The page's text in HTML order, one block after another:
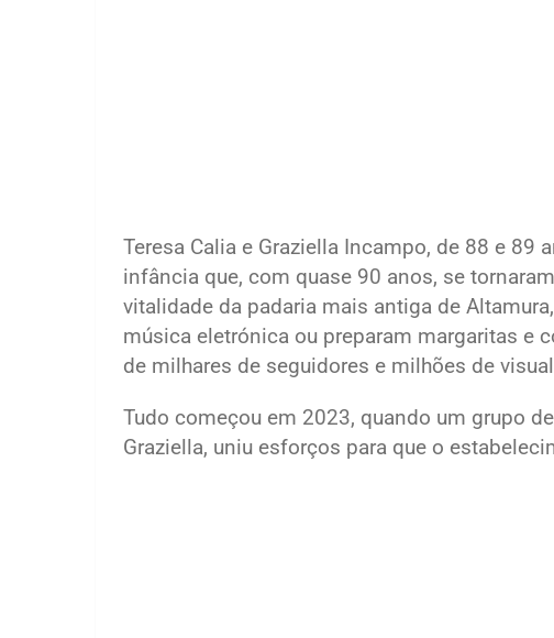
Teresa Calia e Graziella Incampo, de 88 e 89
infância que, com quase 90 anos, se
vitalidade da padaria mais antiga de
música eletrónica ou preparam margaritas e
de milhares de seguidores e milhões de
Tudo começou em 2023, quando um grupo
Graziella, uniu esforços para que o